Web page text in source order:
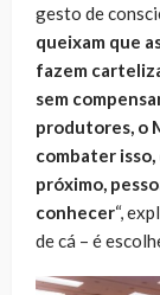
gesto de
queixam que
fazem
sem
produtores, o
combater
próximo,
conhecer“,
de cá – é